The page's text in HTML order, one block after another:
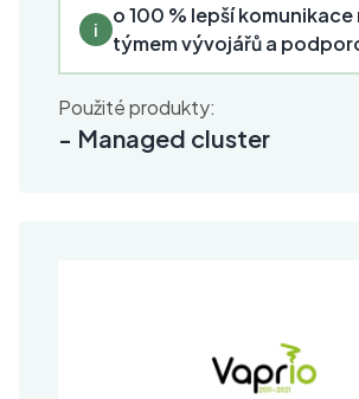
i
o 100 % lepší komunikace
týmem vývojářů a
Použité produkty:
- Managed cluster